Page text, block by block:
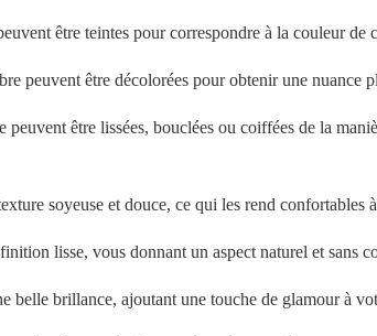
être teintes pour correspondre à la couleur
peuvent être décolorées pour obtenir une nuance
être lissées, bouclées ou coiffées de la
soyeuse et douce, ce qui les rend confortables
lisse, vous donnant un aspect naturel et sans
belle brillance, ajoutant une touche de glamour à